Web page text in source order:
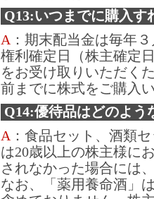
Q13:いつまでに購入す
A ：期末配当金は毎年
権利確定日（株主確定
をお受け取りいただく
前までに株式をご購入
Q14:優待品はどのよう
A ：食品セット、酒類
は20歳以上の株主様に
されなかった場合には
なお、「薬用養命酒」